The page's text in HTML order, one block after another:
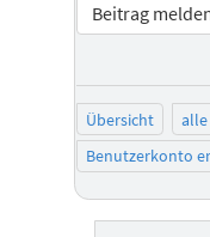
Beitrag
Übersicht alle
Benutzerkonto